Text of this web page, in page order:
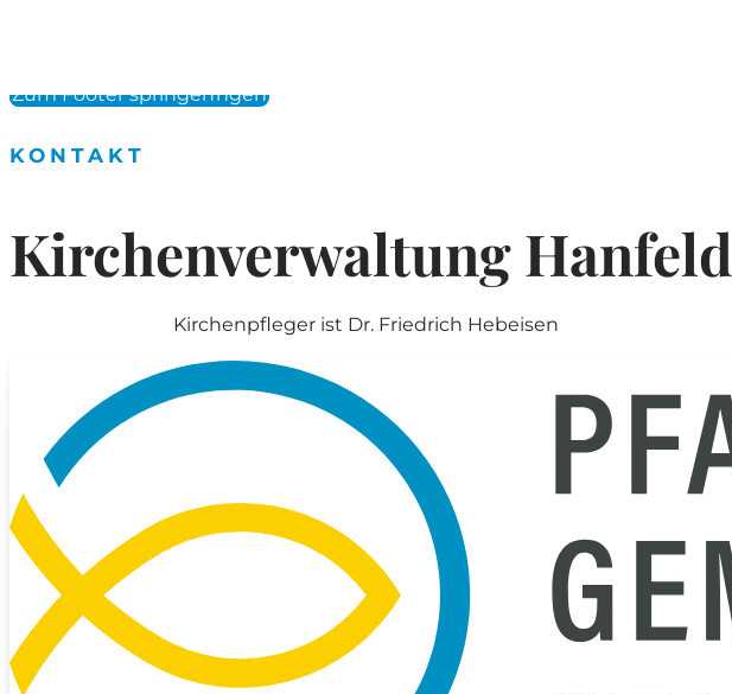
Zum Hauptinhalt springen
Zum Footer springen
KONTAKT
Kirchenverwaltung Hanfeld
Kirchenpfleger ist Dr. Friedrich Hebeisen